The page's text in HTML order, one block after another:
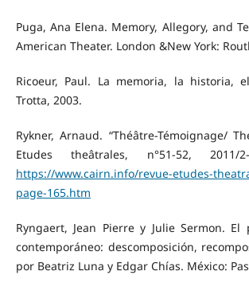
Puga, Ana Elena. Memory, Allegory, and
American Theater. London &New York:
Ricoeur, Paul. La memoria, la historia,
Trotta, 2003.
Rykner, Arnaud. “Théâtre-Témoignage/
Etudes theâtrales, n°51-52, 2011/
https://www.cairn.info/revue-etudes-
page-165.htm
Ryngaert, Jean Pierre y Julie Sermon. El
contemporáneo: descomposición,
por Beatriz Luna y Edgar Chías. México: